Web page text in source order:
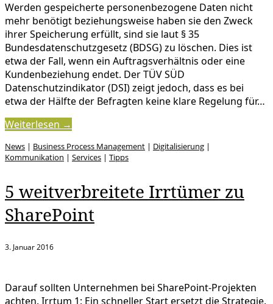
Werden gespeicherte personenbezogene Daten nicht
mehr benötigt beziehungsweise haben sie den Zweck
ihrer Speicherung erfüllt, sind sie laut § 35
Bundesdatenschutzgesetz (BDSG) zu löschen. Dies ist
etwa der Fall, wenn ein Auftragsverhältnis oder eine
Kundenbeziehung endet. Der TÜV SÜD
Datenschutzindikator (DSI) zeigt jedoch, dass es bei
etwa der Hälfte der Befragten keine klare Regelung für…
Weiterlesen →
News | Business Process Management | Digitalisierung |
Kommunikation | Services | Tipps
5 weitverbreitete Irrtümer zu
SharePoint
3. Januar 2016
Darauf sollten Unternehmen bei SharePoint-Projekten
achten. Irrtum 1: Ein schneller Start ersetzt die Strategie.